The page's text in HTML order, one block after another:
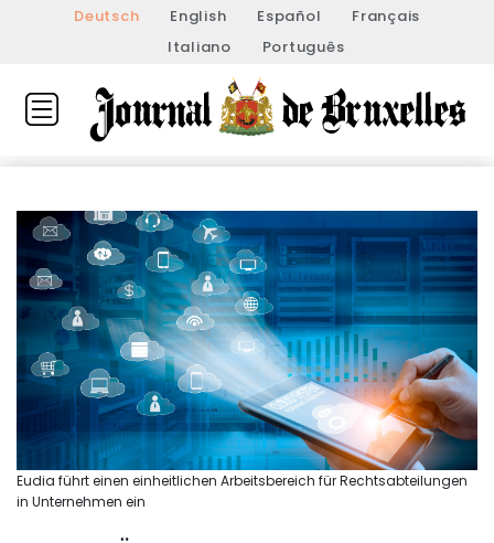
Deutsch English Español
Français
Italiano
Português
Eudia führt einen einheitlichen Arbeitsbereich für Rechtsabteilungen
in Unternehmen ein